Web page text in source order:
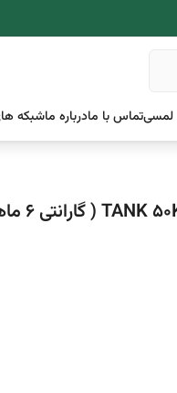
لمسیتماس با مادرباره ماشبکه